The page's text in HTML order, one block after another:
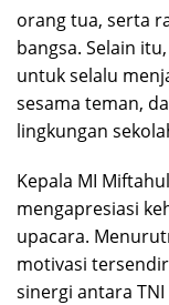
orang tua, serta
bangsa. Selain
untuk selalu
sesama teman,
lingkungan
Kepala MI
mengapresiasi
upacara.
motivasi
sinergi antara